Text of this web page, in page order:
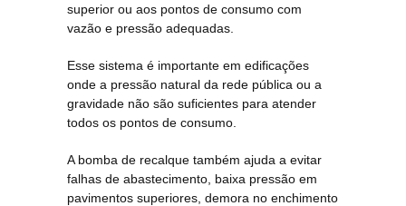
superior ou aos pontos de consumo com
vazão e pressão adequadas.
Esse sistema é importante em edificações
onde a pressão natural da rede pública ou a
gravidade não são suficientes para atender
todos os pontos de consumo.
A bomba de recalque também ajuda a evitar
falhas de abastecimento, baixa pressão em
pavimentos superiores, demora no enchimento